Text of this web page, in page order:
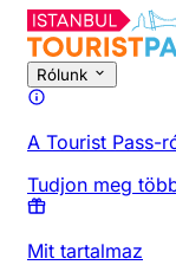
Rólunk
A Tourist Pass-
Tudjon meg
Mit tartalmaz